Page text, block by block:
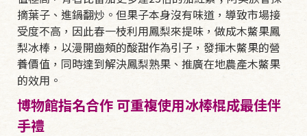
摘葉子、進鍋翻炒。但果子本身沒有味道，導致市場接
受度不高，因此春一枝利用鳳梨來提味，做成木鱉果鳳
梨冰棒，以漫開齒頰的酸甜作為引子，發揮木鱉果的營
養價值，同時達到解決鳳梨熟果、推廣在地農產木鱉果
的效用。
博物館指名合作 可重複使用冰棒棍成最佳伴
手禮